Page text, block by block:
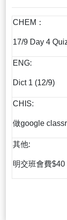
CHEM：
17/9 Day 4
ENG:
Dict 1 (12/9)
CHIS:
做google
其他:
明交班會費$40